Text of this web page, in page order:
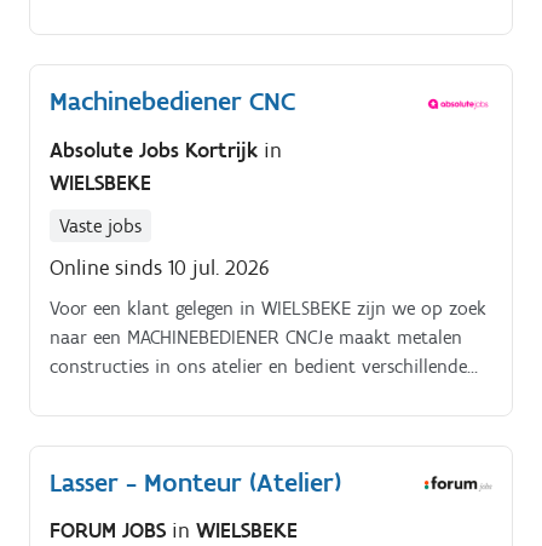
verantwoordelijkheid op over jouw machine en
werkpost.
Machinebediener CNC
Absolute Jobs Kortrijk in
WIELSBEKE
Vaste jobs
Online sinds 10 jul. 2026
Voor een klant gelegen in WIELSBEKE zijn we op zoek
naar een MACHINEBEDIENER CNCJe maakt metalen
constructies in ons atelier en bedient verschillende
de machines in, voert platen aan en controleert de
afgewerkte stukken op kwaliteit.
Lasser - Monteur (Atelier)
FORUM JOBS in WIELSBEKE